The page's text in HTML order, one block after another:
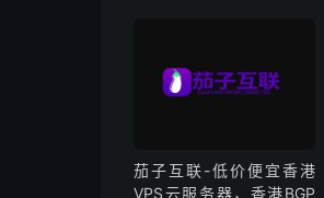
茄子互联-低价便宜香港
VPS云服务器，香港BGP